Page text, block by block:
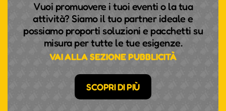
Vuoi promuovere i tuoi eventi o la tua
attività? Siamo il tuo partner ideale e
possiamo proporti soluzioni e pacchetti su
misura per tutte le tue esigenze.
VAI ALLA SEZIONE PUBBLICITÀ
SCOPRI DI PIÙ